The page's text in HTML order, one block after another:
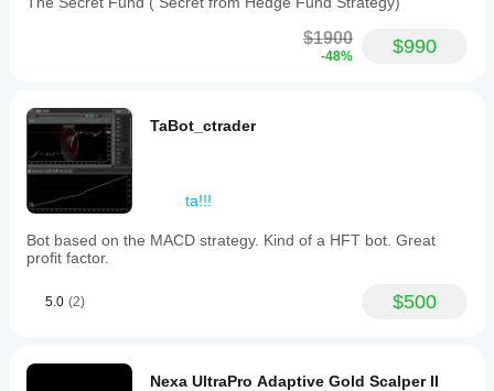
show
net
profit
61.5%,
profit
factor
1.93,
of
$1900
-48% $990
TaBot_ctrader
ta!!!
Bot based on the MACD strategy. Kind of a HFT bot. Great
profit factor.
5.0 (2) $500
Nexa UltraPro Adaptive Gold Scalper II